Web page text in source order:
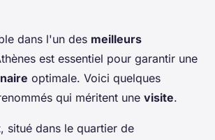
dans l'un des meilleurs
est essentiel pour garantir une
optimale. Voici quelques
qui méritent une visite.
, situé dans le quartier de